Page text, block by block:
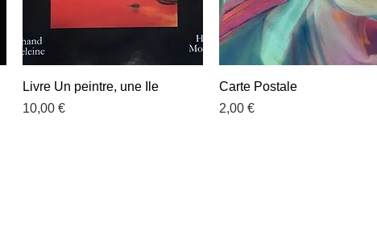
Aperçu rapide
Livre Un peintre, une Ile
Prix
10,00 €
Aperçu rapide
Carte Postale
Prix
2,00 €